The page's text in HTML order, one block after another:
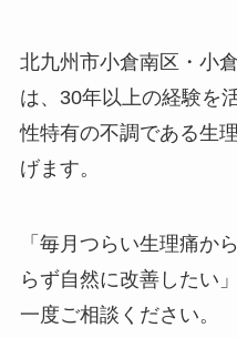
北九州市小倉南区・小
は、30年以上の経験を
性特有の不調である生
げます。
「毎月つらい生理痛か
らず自然に改善したい
一度ご相談ください。